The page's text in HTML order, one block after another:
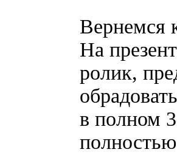
Вернемся
На
ролик,
в полном